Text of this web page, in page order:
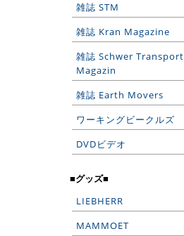
雑誌 STM
雑誌 Kran Magazine
雑誌 Schwer Transport
Magazin
雑誌 Earth Movers
ワーキングビークルズ
DVDビデオ
■グッズ■
LIEBHERR
MAMMOET